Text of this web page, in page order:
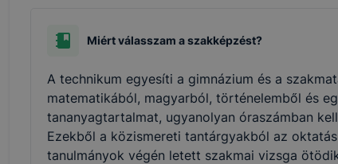
Miért válasszam a szakképzést?
A technikum egyesíti a gimnázium és a
matematikából, magyarból, történelemből és
tananyagtartalmat, ugyanolyan óraszámban
Ezekből a közismereti tantárgyakból az
tanulmányok végén letett szakmai vizsga